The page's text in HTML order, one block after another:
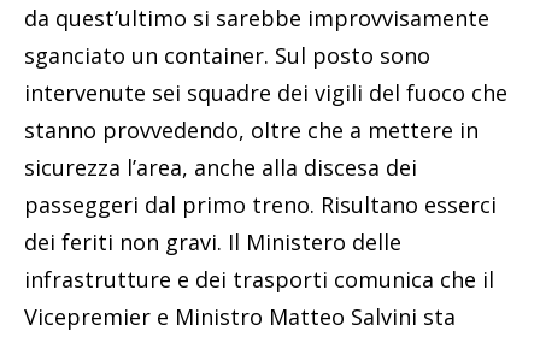
da quest’ultimo si sarebbe improvvisamente
sganciato un container. Sul posto sono
intervenute sei squadre dei vigili del fuoco che
stanno provvedendo, oltre che a mettere in
sicurezza l’area, anche alla discesa dei
passeggeri dal primo treno. Risultano esserci
dei feriti non gravi. Il Ministero delle
infrastrutture e dei trasporti comunica che il
Vicepremier e Ministro Matteo Salvini sta